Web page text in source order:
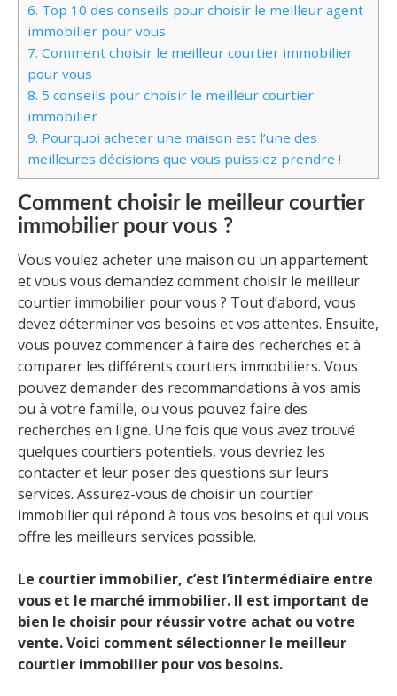
6. Top 10 des conseils pour choisir le meilleur agent
immobilier pour vous
7. Comment choisir le meilleur courtier immobilier
pour vous
8. 5 conseils pour choisir le meilleur courtier
immobilier
9. Pourquoi acheter une maison est l’une des
meilleures décisions que vous puissiez prendre !
Comment choisir le meilleur courtier
immobilier pour vous ?
Vous voulez acheter une maison ou un appartement
et vous vous demandez comment choisir le meilleur
courtier immobilier pour vous ? Tout d’abord, vous
devez déterminer vos besoins et vos attentes. Ensuite,
vous pouvez commencer à faire des recherches et à
comparer les différents courtiers immobiliers. Vous
pouvez demander des recommandations à vos amis
ou à votre famille, ou vous pouvez faire des
recherches en ligne. Une fois que vous avez trouvé
quelques courtiers potentiels, vous devriez les
contacter et leur poser des questions sur leurs
services. Assurez-vous de choisir un courtier
immobilier qui répond à tous vos besoins et qui vous
offre les meilleurs services possible.
Le courtier immobilier, c’est l’intermédiaire entre
vous et le marché immobilier. Il est important de
bien le choisir pour réussir votre achat ou votre
vente. Voici comment sélectionner le meilleur
courtier immobilier pour vos besoins.